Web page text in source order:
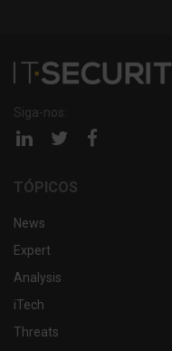
Siga-nos:
Página Página
TÓPICOS
News
Expert
Analysis
iTech
Threats